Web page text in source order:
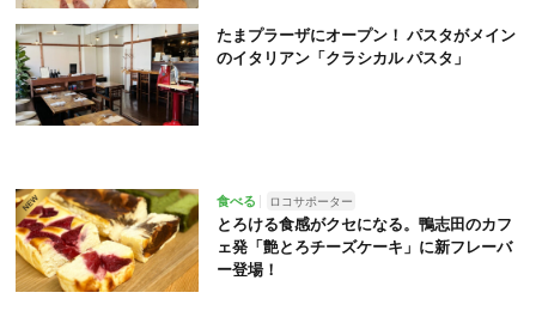
たまプラーザにオープン！ パスタがメイン
のイタリアン「クラシカル パスタ」
食べる ロコサポーター
とろける食感がクセになる。鴨志田のカフ
ェ発「艶とろチーズケーキ」に新フレーバ
ー登場！